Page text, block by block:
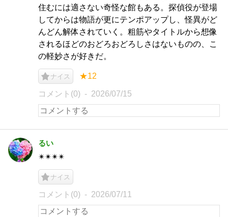
住むには適さない奇怪な館もある。探偵役が登場
してからは物語が更にテンポアップし、怪異がど
んどん解体されていく。粗筋やタイトルから想像
されるほどのおどろおどろしさはないものの、こ
の軽妙さが好きだ。
ナイス ★12
コメント(0) 2026/07/15
るい
✴︎✴︎✴︎✴︎
ナイス
コメント(0) 2026/07/11